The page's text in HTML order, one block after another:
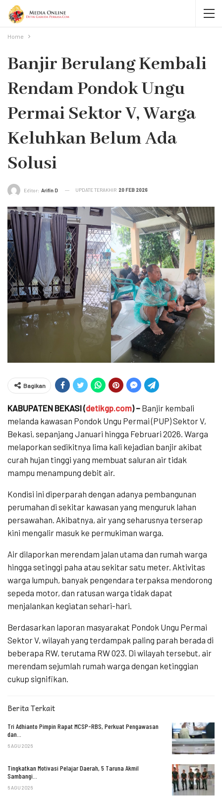
Home
Banjir Berulang Kembali
Rendam Pondok Ungu
Permai Sektor V, Warga
Keluhkan Belum Ada
Solusi
Editor: Arifin D UPDATE TERAKHIR 20 FEB 2026
Bagikan
KABUPATEN BEKASI (detikgp.com) – Banjir kembali
melanda kawasan Pondok Ungu Permai (PUP) Sektor V,
Bekasi, sepanjang Januari hingga Februari 2026. Warga
melaporkan sedikitnya lima kali kejadian banjir akibat
curah hujan tinggi yang membuat saluran air tidak
mampu menampung debit air.
Kondisi ini diperparah dengan adanya pembangunan
perumahan di sekitar kawasan yang menguruk lahan
persawahan. Akibatnya, air yang seharusnya terserap
kini mengalir masuk ke permukiman warga.
Air dilaporkan merendam jalan utama dan rumah warga
hingga setinggi paha atau sekitar satu meter. Aktivitas
warga lumpuh, banyak pengendara terpaksa mendorong
sepeda motor, dan ratusan warga tidak dapat
menjalankan kegiatan sehari-hari.
Berdasarkan laporan masyarakat Pondok Ungu Permai
Sektor V, wilayah yang terdampak paling parah berada di
beberapa RW, terutama RW 023. Di wilayah tersebut, air
merendam sejumlah rumah warga dengan ketinggian
cukup signifikan.
Berita Terkait
Tri Adhianto Pimpin Rapat MCSP-RBS, Perkuat Pengawasan
dan…
6 AGU 2026
Tingkatkan Motivasi Pelajar Daerah, 5 Taruna Akmil
Sambangi…
6 AGU 2026